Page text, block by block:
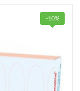
-10%